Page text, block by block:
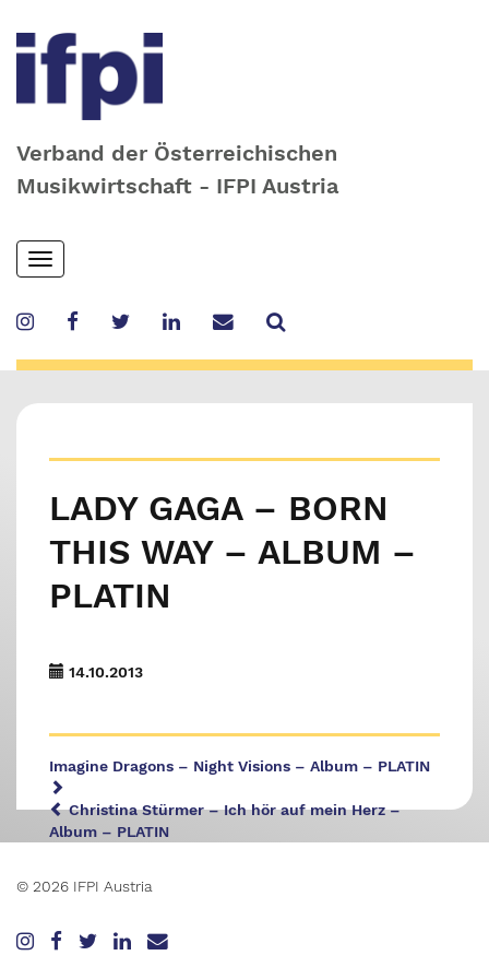
Verband der Österreichischen
Musikwirtschaft - IFPI Austria
Skip
to
content
Toggle
navigation
LADY GAGA – BORN
THIS WAY – ALBUM –
PLATIN
14.10.2013
Imagine Dragons – Night Visions – Album – PLATIN
Christina Stürmer – Ich hör auf mein Herz –
Album – PLATIN
© 2026 IFPI Austria